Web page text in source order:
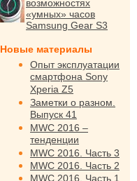
возможностях
«умных» часов
Samsung Gear S3
Новые материалы
Опыт эксплуатации
смартфона Sony
Xperia Z5
Заметки о разном.
Выпуск 41
MWC 2016 –
тенденции
MWC 2016. Часть 3
MWC 2016. Часть 2
MWC 2016. Часть 1